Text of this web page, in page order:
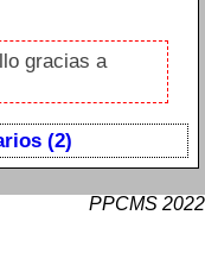
gracias a
(2)
PPCMS 2022